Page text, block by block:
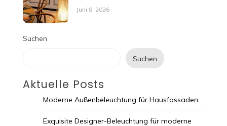
Juni 8, 2026
Suchen
Suchen
Aktuelle Posts
Moderne Außenbeleuchtung für Hausfassaden
Exquisite Designer-Beleuchtung für moderne